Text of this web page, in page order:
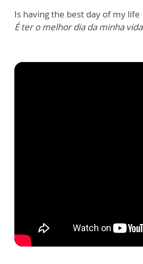
Is having the best day of my life
É ter o melhor dia da minha vida